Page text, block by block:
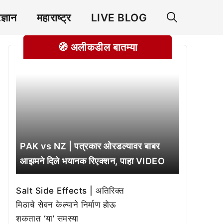
महाराष्ट्र LIVE BLOG
🧭 अलीकडील बातम्या
PAK vs NZ | पत्रकार ओरडल्यावर बाबर
आझमने दिले भयानक रिएक्शन, पाहा VIDEO
Salt Side Effects | अतिरिक्त
मिठाचे सेवन केल्याने निर्माण होऊ
शकतात ‘या’ समस्या